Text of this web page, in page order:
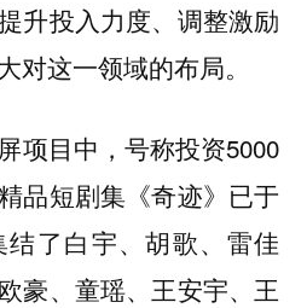
升投入力度、调整激励
对这一领域的布局。
项目中，号称投资5000
品短剧集《奇迹》已于
了白宇、胡歌、雷佳
豪、童瑶、王安宇、王